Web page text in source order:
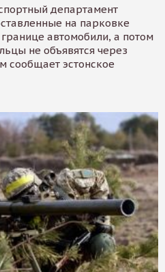
департамент
на парковке
автомобили, а потом
не объявятся через
сообщает эстонское